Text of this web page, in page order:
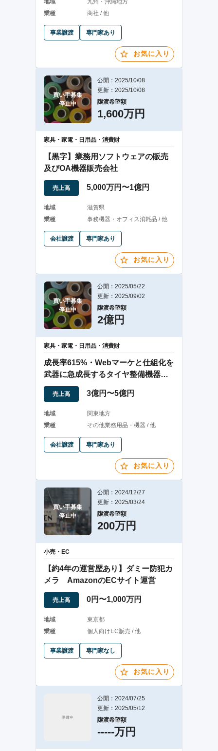
地域
九州・沖縄地方
業種
商社 / 他
事業譲渡 専門家あり
お気に入り
買い手募集
停止中
公開：2025/10/08
更新：2025/10/08
譲渡希望額
1,600万円
家具・家電・日用品・消費財
【黒字】業務用ソフトウェアの販売
及びOA機器販売会社
売上高 5,000万円〜1億円
地域
滋賀県
業種
事務機器・オフィス消耗品 / 他
会社譲渡 専門家あり
お気に入り
買い手募集
停止中
公開：2025/05/22
更新：2025/09/02
譲渡希望額
2億円
家具・家電・日用品・消費財
成長率615%・Webマーケと仕組化を
武器に急成長するタイヤ整備機器輸
入販売業者
売上高 3億円〜5億円
地域
関東地方
業種
その他業務用品・機器 / 他
会社譲渡 専門家あり
お気に入り
買い手募集
停止中
公開：2024/12/27
更新：2025/03/24
譲渡希望額
200万円
小売・EC
【約4年の運営歴あり】ダミー防犯カ
メラ AmazonのECサイト運営
売上高 0円〜1,000万円
地域
東京都
業種
個人向けEC販売 / 他
事業譲渡 専門家なし
お気に入り
公開：2024/07/25
更新：2025/05/12
譲渡希望額
-----万円